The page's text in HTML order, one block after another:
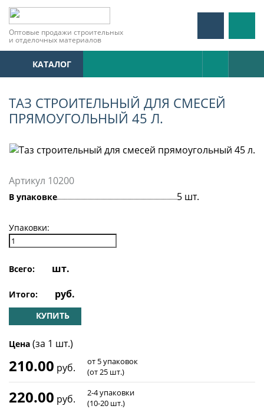
Оптовые продажи строительных
и отделочных материалов
КАТАЛОГ
ТАЗ СТРОИТЕЛЬНЫЙ ДЛЯ СМЕСЕЙ
ПРЯМОУГОЛЬНЫЙ 45 Л.
Артикул 10200
В упаковке 5 шт.
Упаковки:
Всего: шт.
Итого: руб.
КУПИТЬ
Цена (за 1 шт.)
210.00 руб.
от 5 упаковок
(от 25 шт.)
220.00 руб.
2-4 упаковки
(10-20 шт.)